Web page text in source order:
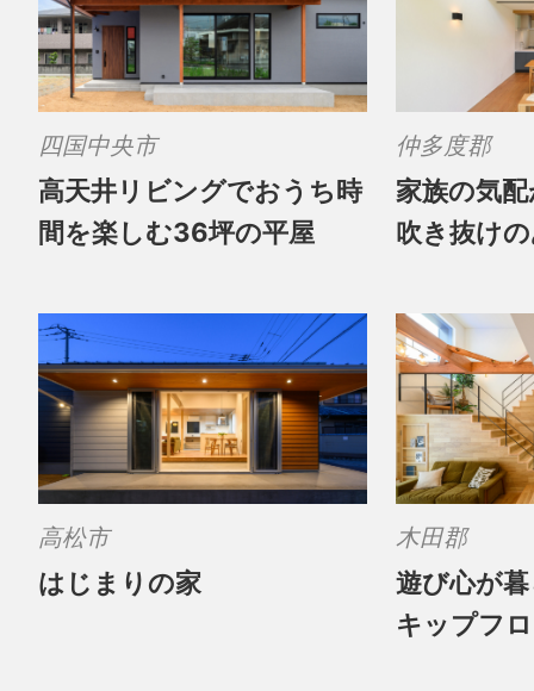
四国中央市
高天井リビングでおうち時
間を楽しむ36坪の平屋
仲多度郡
家族の気
吹き抜け
高松市
はじまりの家
木田郡
遊び心が
キップフ